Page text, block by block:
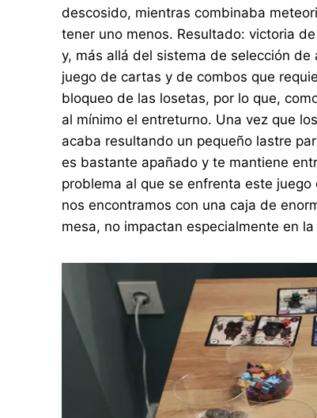
descosido, mientras combinaba
tener uno menos. Resultado: victoria
y, más allá del sistema de selección
juego de cartas y de combos que
bloqueo de las losetas, por lo que,
al mínimo el entreturno. Una vez que
acaba resultando un pequeño lastre
es bastante apañado y te mantiene
problema al que se enfrenta este
nos encontramos con una caja de
mesa, no impactan especialmente en